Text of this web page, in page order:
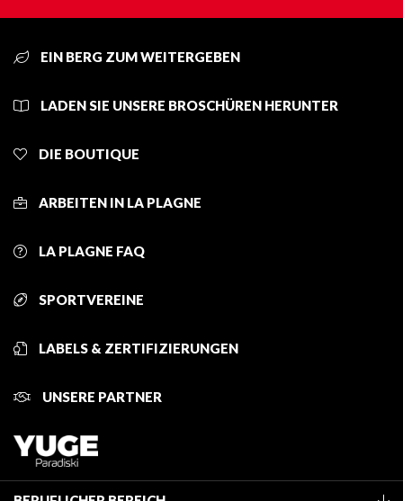
EIN BERG ZUM WEITERGEBEN
LADEN SIE UNSERE BROSCHÜREN HERUNTER
DIE BOUTIQUE
ARBEITEN IN LA PLAGNE
LA PLAGNE FAQ
SPORTVEREINE
LABELS & ZERTIFIZIERUNGEN
UNSERE PARTNER